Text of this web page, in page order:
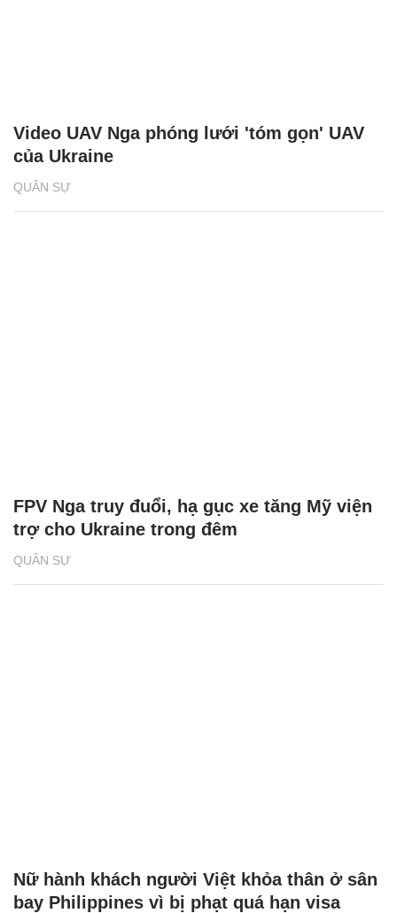
QUÂN SỰ
Video UAV Nga phóng lưới 'tóm gọn' UAV
của Ukraine
QUÂN SỰ
FPV Nga truy đuổi, hạ gục xe tăng Mỹ viện
trợ cho Ukraine trong đêm
Nữ hành khách người Việt khỏa thân ở sân
bay Philippines vì bị phạt quá hạn visa